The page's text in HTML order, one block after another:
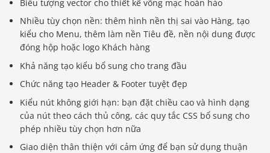
Biểu tượng vector cho thiết kế võng mạc hoàn hảo
Nhiều tùy chọn nền: thêm hình nền thị sai vào Hàng, tạo
kiểu cho Menu, thêm làm nền Tiêu đề, nền nội dung được
đóng hộp hoặc logo Khách hàng
Khả năng tạo kiểu bổ sung cho trang đầu
Chức năng tạo Header & Footer tuyệt đẹp
Kiểu nút không giới hạn: bạn đặt chiều cao và hình dạng
của nút theo cách thủ công, các quy tắc CSS bổ sung cho
phép nhiều tùy chọn hơn nữa
Giao diện thân thiện với cảm ứng để bạn sử dụng thuận